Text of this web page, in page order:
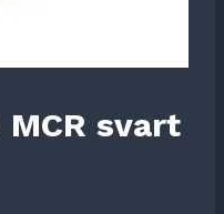
MCR svart